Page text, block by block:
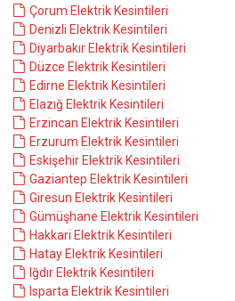
Çorum Elektrik Kesintileri
Denizli Elektrik Kesintileri
Diyarbakır Elektrik Kesintileri
Düzce Elektrik Kesintileri
Edirne Elektrik Kesintileri
Elazığ Elektrik Kesintileri
Erzincan Elektrik Kesintileri
Erzurum Elektrik Kesintileri
Eskişehir Elektrik Kesintileri
Gaziantep Elektrik Kesintileri
Giresun Elektrik Kesintileri
Gümüşhane Elektrik Kesintileri
Hakkari Elektrik Kesintileri
Hatay Elektrik Kesintileri
Iğdır Elektrik Kesintileri
Isparta Elektrik Kesintileri